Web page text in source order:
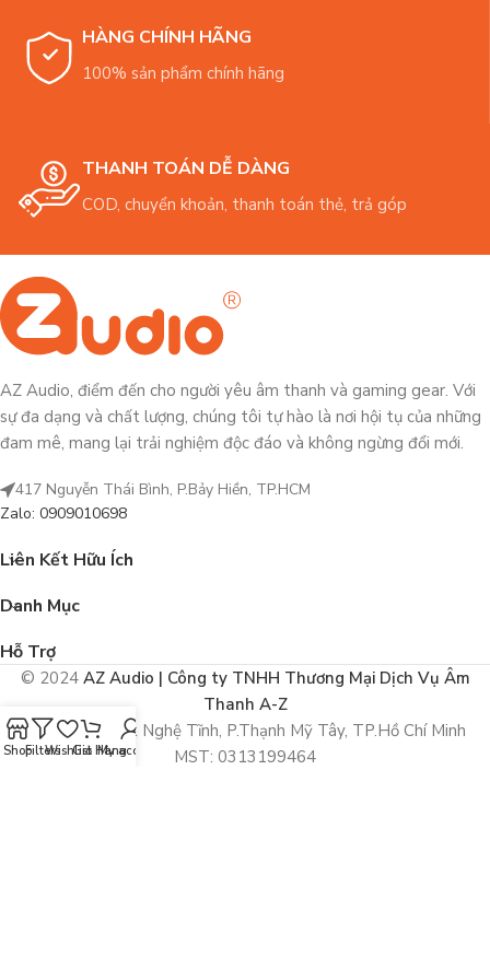
HÀNG CHÍNH HÃNG
100% sản phẩm chính hãng
THANH TOÁN DỄ DÀNG
COD, chuyển khoản, thanh toán thẻ, trả góp
AZ Audio, điểm đến cho người yêu âm thanh và gaming gear. Với
sự đa dạng và chất lượng, chúng tôi tự hào là nơi hội tụ của những
đam mê, mang lại trải nghiệm độc đáo và không ngừng đổi mới.
417 Nguyễn Thái Bình, P.Bảy Hiền, TP.HCM
Zalo: 0909010698
Liên Kết Hữu Ích
Danh Mục
Hỗ Trợ
© 2024 AZ Audio | Công ty TNHH Thương Mại Dịch Vụ Âm
Thanh A-Z
292/43 Xô Viết Nghệ Tĩnh, P.Thạnh Mỹ Tây, TP.Hồ Chí Minh
MST: 0313199464
ShopFiltersWishlistGiỏ HàngMy account